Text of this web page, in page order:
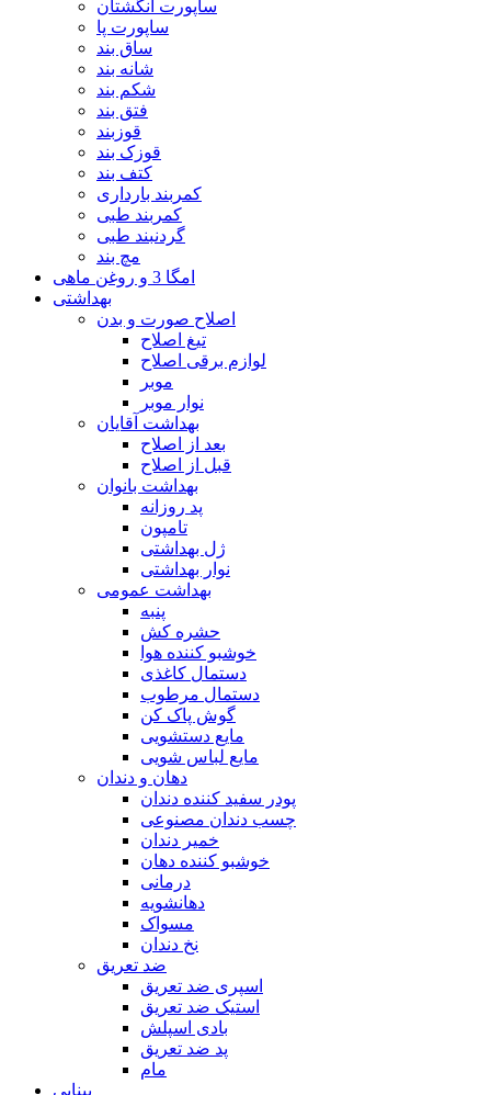
ساپورت انگشتان
ساپورت پا
ساق بند
شانه بند
شکم بند
فتق بند
قوزبند
قوزک بند
کتف بند
کمربند بارداری
کمربند طبی
گردنبند طبی
مچ بند
امگا 3 و روغن ماهی
بهداشتی
اصلاح صورت و بدن
تیغ اصلاح
لوازم برقی اصلاح
موبر
نوار موبر
بهداشت آقایان
بعد از اصلاح
قبل از اصلاح
بهداشت بانوان
پد روزانه
تامپون
ژل بهداشتی
نوار بهداشتی
بهداشت عمومی
پنبه
حشره کش
خوشبو کننده هوا
دستمال کاغذی
دستمال مرطوب
گوش پاک کن
مایع دستشویی
مایع لباس شویی
دهان و دندان
پودر سفید کننده دندان
چسب دندان مصنوعی
خمیر دندان
خوشبو کننده دهان
درمانی
دهانشویه
مسواک
نخ دندان
ضد تعریق
اسپری ضد تعریق
استیک ضد تعریق
بادی اسپلش
پد ضد تعریق
مام
بینایی